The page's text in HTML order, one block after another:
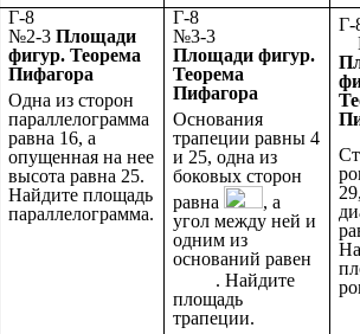
Г-8
№2-3Площади
фигур. Теорема
Пифагора
Одна из сторон
параллелограмма
равна 16, а
опущенная на нее
высота равна 25.
Найдите площадь
параллелограмма.
Г-8
№3-3
Площади фигур.
Теорема
Пифагора
Основания
трапеции равны 4
и 25, одна из
боковых сторон
равна
, а
угол между ней и
одним из
оснований равен
. Найдите
площадь
трапеции.